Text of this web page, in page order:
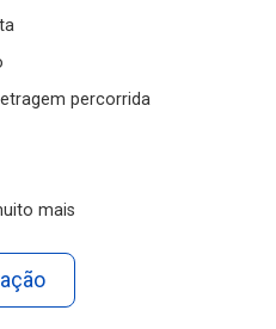
percorrida
mais